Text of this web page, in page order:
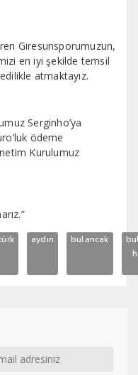
Giresunsporumuzun,
en iyi şekilde temsil
atmaktayız.
Serginho’ya
ödeme
Kurulumuz
aydın bulancak